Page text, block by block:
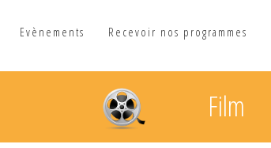
Evènements Recevoir nos programmes
Film